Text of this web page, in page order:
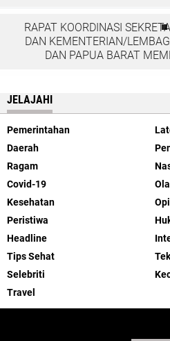
RAPAT KOORDINASI
DAN KEMENTERIAN/
DAN PAPUA BARAT
JELAJAHI
Pemerintahan
Daerah
Ragam
Covid-19
Kesehatan
Peristiwa
Headline
Tips Sehat
Selebriti
Travel